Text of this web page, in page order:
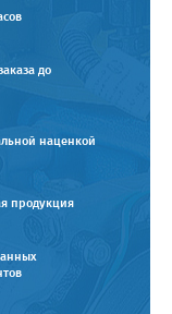
до
наценкой
продукция